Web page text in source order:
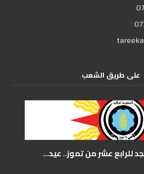
علی طریق الشعب
للرابع عشر من تموز.. عيد...